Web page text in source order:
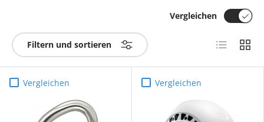
Filtern und sortieren
Vergleichen
Vergleichen Vergleichen